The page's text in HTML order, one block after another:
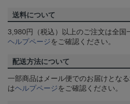
送料について
3,980円（税込）以上のご注文は全国
ヘルプページをご確認ください。
配送方法について
一部商品はメール便でのお届けとな
はヘルプページをご確認ください。